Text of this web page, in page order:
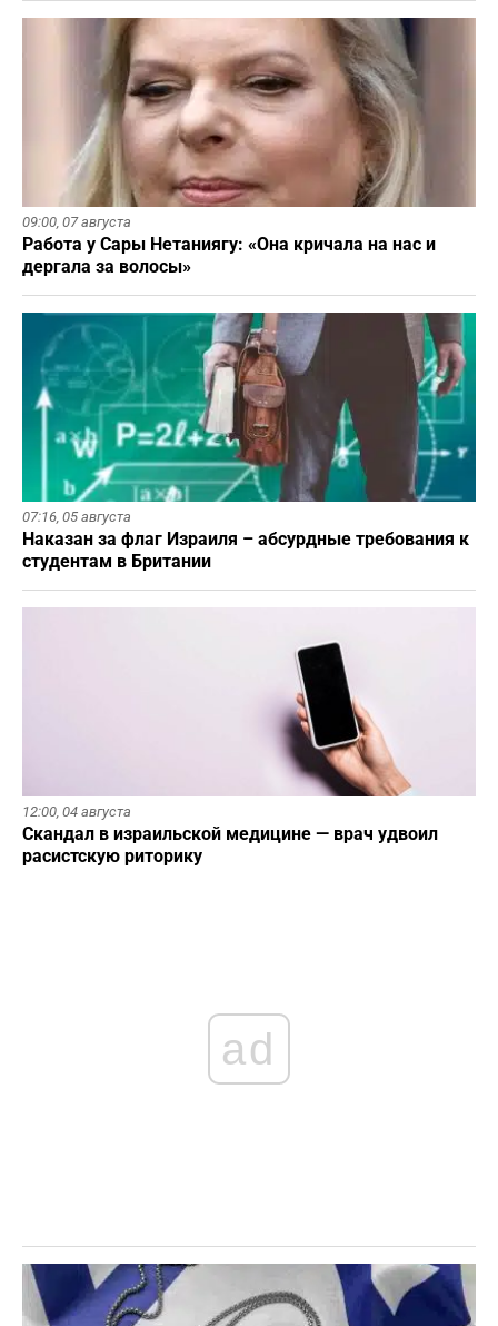
09:00, 07 августа
Работа у Сары Нетаниягу: «Она кричала на нас и
дергала за волосы»
07:16, 05 августа
Наказан за флаг Израиля – абсурдные требования к
студентам в Британии
12:00, 04 августа
Скандал в израильской медицине — врач удвоил
расистскую риторику
ad